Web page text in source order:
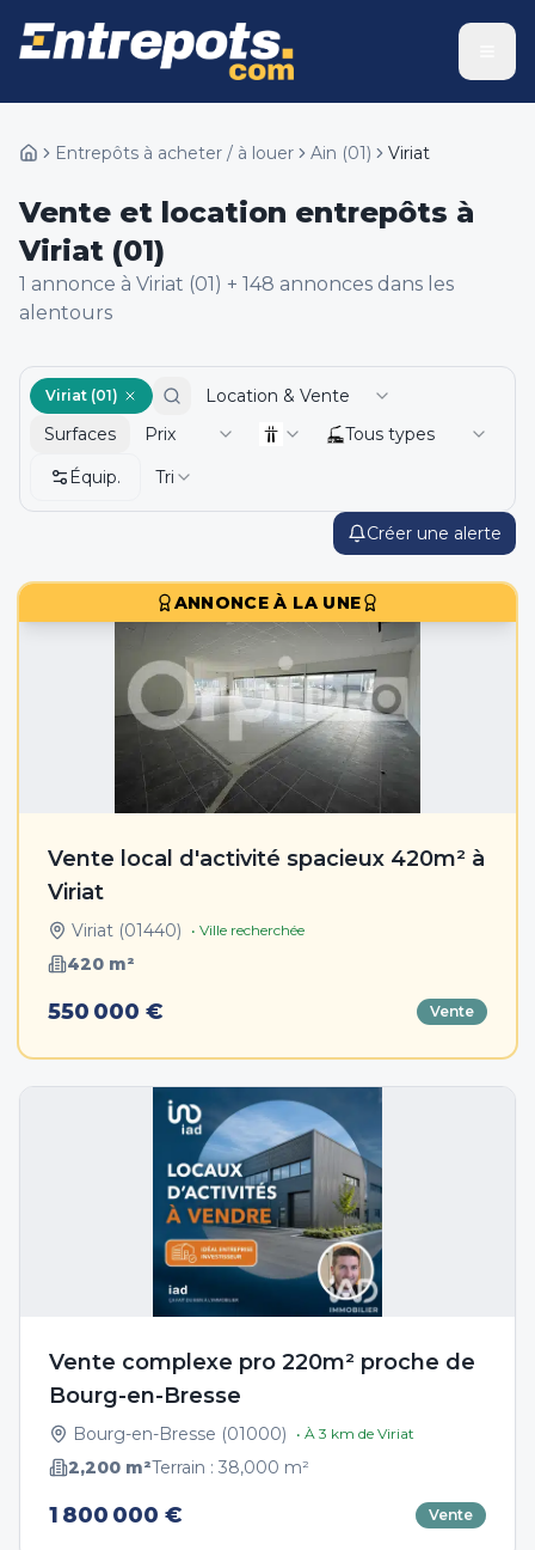
Entrepôts à acheter / à louer Ain (01) Viriat
Vente et location entrepôts à
Viriat (01)
1 annonce à Viriat (01) + 148 annonces dans les
alentours
Créer une alerte
Viriat (01)
Location & Vente
Surfaces
Prix
Tous types
Équip.
Tri
ANNONCE À LA UNE
Vente local d'activité spacieux 420m² à
Viriat
Viriat (01440) • Ville recherchée
420 m²
550 000 € Vente
Vente complexe pro 220m² proche de
Bourg-en-Bresse
Bourg-en-Bresse (01000) • À 3 km de Viriat
2,200 m²Terrain : 38,000 m²
1 800 000 € Vente